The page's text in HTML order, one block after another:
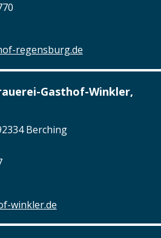
regensburg.de
Gasthof-Winkler,
Berching
winkler.de